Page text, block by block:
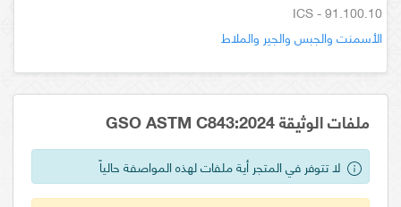
ICS - 91.100.10
الأسمنت والجبس والجير والملاط
ملفات الوثيقة GSO ASTM C843:2024
لا تتوفر في المتجر أية ملفات لهذه المواصفة حالياً